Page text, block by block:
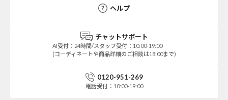
ヘルプ
チャットサポート
AI受付：24時間/スタッフ受付：10:00-19:00
(コーディネートや商品詳細のご相談は18:00まで)
0120-951-269
電話受付：10:00-19:00